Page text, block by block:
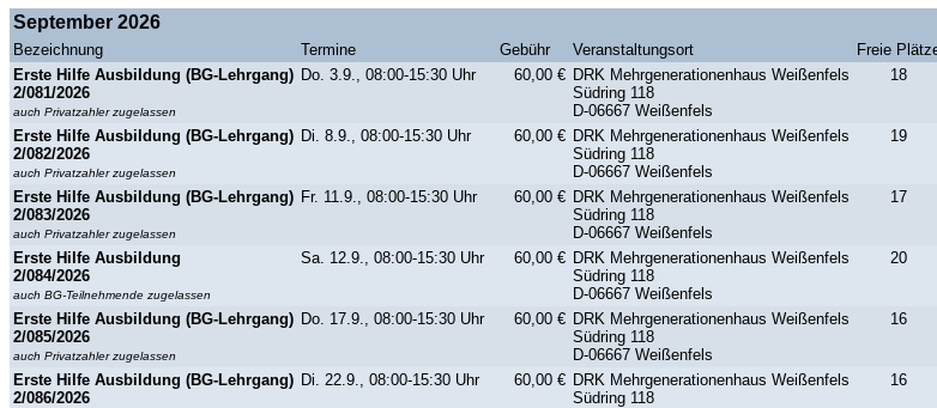
September 2026
Bezeichnung Termine Gebühr Veranstaltungsort
Freie
Erste Hilfe Ausbildung (BG-Lehrgang)
2/081/2026
auch Privatzahler zugelassen
Do. 3.9., 08:00-15:30 Uhr 60,00 € DRK Mehrgenerationenhaus Weißenfels
Südring 118
D-06667 Weißenfels
18
Erste Hilfe Ausbildung (BG-Lehrgang)
2/082/2026
auch Privatzahler zugelassen
Di. 8.9., 08:00-15:30 Uhr 60,00 € DRK Mehrgenerationenhaus Weißenfels
Südring 118
D-06667 Weißenfels
19
Erste Hilfe Ausbildung (BG-Lehrgang)
2/083/2026
auch Privatzahler zugelassen
Fr. 11.9., 08:00-15:30 Uhr 60,00 € DRK Mehrgenerationenhaus Weißenfels
Südring 118
D-06667 Weißenfels
17
Erste Hilfe Ausbildung
2/084/2026
auch BG-Teilnehmende zugelassen
Sa. 12.9., 08:00-15:30 Uhr 60,00 € DRK Mehrgenerationenhaus Weißenfels
Südring 118
D-06667 Weißenfels
20
Erste Hilfe Ausbildung (BG-Lehrgang)
2/085/2026
auch Privatzahler zugelassen
Do. 17.9., 08:00-15:30 Uhr 60,00 € DRK Mehrgenerationenhaus Weißenfels
Südring 118
D-06667 Weißenfels
16
Erste Hilfe Ausbildung (BG-Lehrgang)
2/086/2026
Di. 22.9., 08:00-15:30 Uhr 60,00 € DRK Mehrgenerationenhaus Weißenfels
Südring 118
16